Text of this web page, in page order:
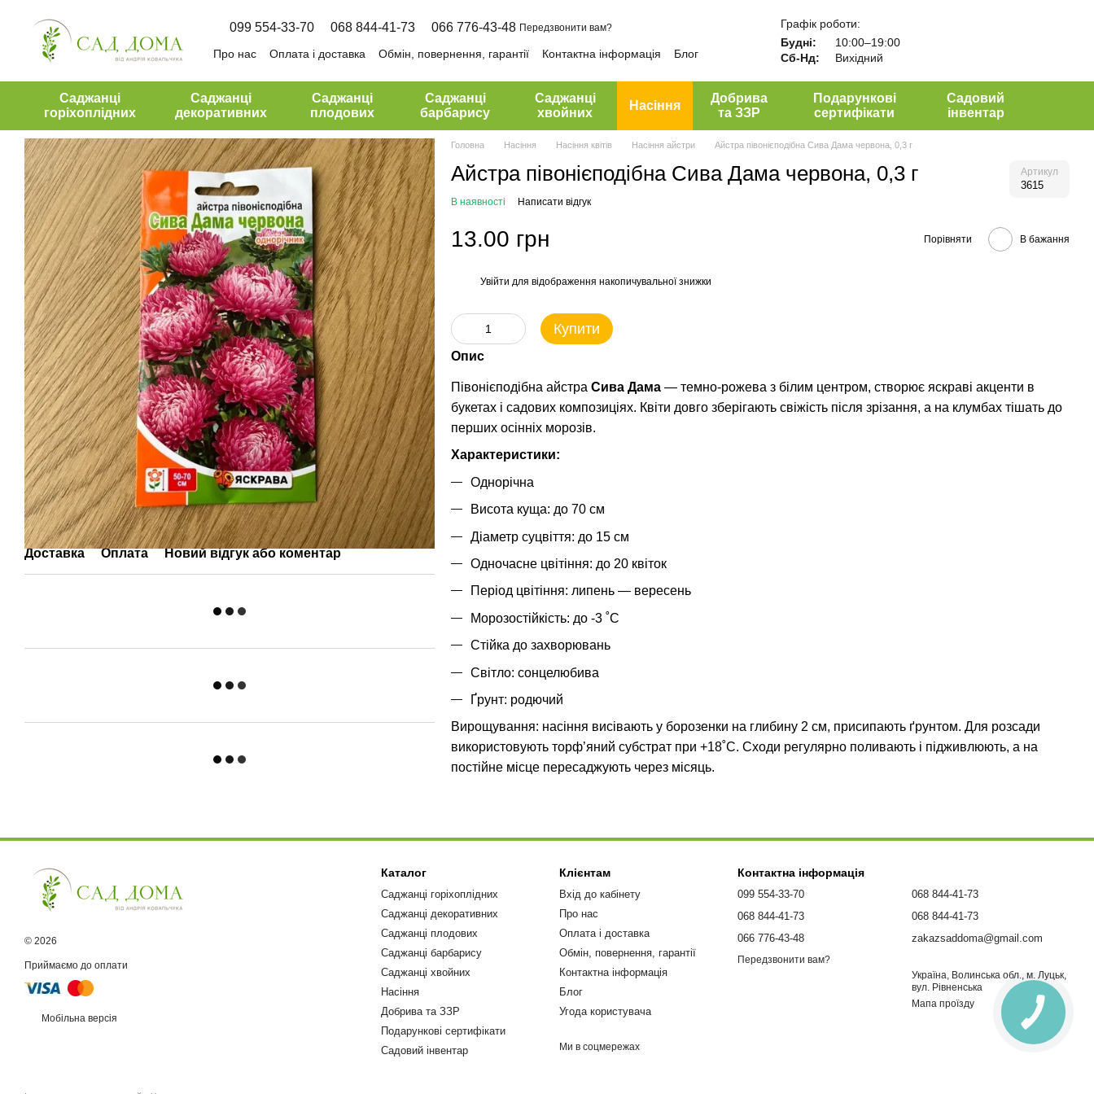
099 554-33-70 068 844-41-73 066 776-43-48 Передзвонити вам?
Про нас Оплата і доставка Обмін, повернення, гарантії Контактна інформація
Блог
Графік роботи:
Будні:
10:00–19:00
Сб-Нд:
Вихідний
Саджанці
горіхоплідних
Саджанці
декоративних
Саджанці
плодових
Саджанці
барбарису
Саджанці
хвойних
Насіння
Добрива
та ЗЗР
Подарункові
сертифікати
Садовий
інвентар
Доставка Оплата Новий відгук або коментар
Головна Насіння Насіння квітів Насіння айстри Айстра півонієподібна Сива Дама червона, 0,3 г
Айстра півонієподібна Сива Дама червона, 0,3 г Артикул
3615
В наявності Написати відгук
13.00 грн Порівняти В бажання
Увійти для відображення накопичувальної знижки
Купити
Опис
Півонієподібна айстра Сива Дама— темно-рожева з білим центром, створює яскраві акценти в
букетах і садових композиціях. Квіти довго зберігають свіжість після зрізання, а на клумбах тішать до
перших осінніх морозів.
Характеристики:
Однорічна
Висота куща: до 70 см
Діаметр суцвіття: до 15 см
Одночасне цвітіння: до 20 квіток
Період цвітіння: липень — вересень
Морозостійкість: до -3 ˚С
Стійка до захворювань
Світло: сонцелюбива
Ґрунт: родючий
Вирощування: насіння висівають у борозенки на глибину 2 см, присипають ґрунтом. Для розсади
використовують торф’яний субстрат при +18˚С. Сходи регулярно поливають і підживлюють, а на
постійне місце пересаджують через місяць.
© 2026
Приймаємо до оплати
Мобільна версія
Каталог
Саджанці горіхоплідних
Саджанці декоративних
Саджанці плодових
Саджанці барбарису
Саджанці хвойних
Насіння
Добрива та ЗЗР
Подарункові сертифікати
Садовий інвентар
Клієнтам
Вхід до кабінету
Про нас
Оплата і доставка
Обмін, повернення, гарантії
Контактна інформація
Блог
Угода користувача
Ми в соцмережах
Контактна інформація
099 554-33-70
068 844-41-73
066 776-43-48
Передзвонити вам?
068 844-41-73
068 844-41-73
zakazsaddoma@gmail.com
Україна, Волинська обл., м. Луцьк,
вул. Рівненська
Мапа проїзду